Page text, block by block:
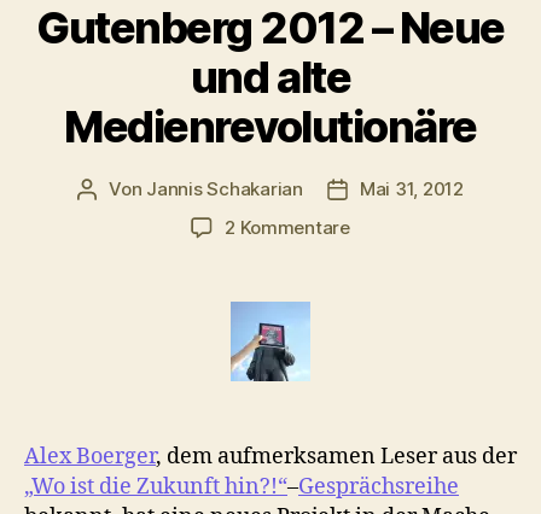
Gutenberg 2012 – Neue
und alte
Medienrevolutionäre
Beitragsautor
Von Jannis Schakarian
Mai 31, 2012
2 Kommentarezu
Alex Boerger, dem aufmerksamen Leser aus der
„Wo ist die Zukunft hin?!“–Gesprächsreihe